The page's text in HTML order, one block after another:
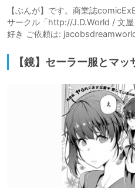
【ぶんが】です。商業誌
サークル「http://J.D.World / 文
好き ご依頼は:
【鏡】セーラー服とマ